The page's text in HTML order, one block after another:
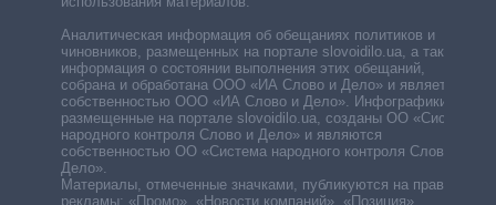
Аналитическая информация об обещаниях политиков и
чиновников, размещенных на портале slovoidilo.ua, а также
информация о состоянии выполнения этих обещаний,
собрана и обработана ООО «ИА Слово и Дело» и является
собственностью ООО «ИА Слово и Дело». Инфографики,
размещенные на портале slovoidilo.ua, созданы ОО «Система
народного контроля Слово и Дело» и являются
собственностью ОО «Система народного контроля Слово и
Дело».
Материалы, отмеченные значками, публикуются на правах
рекламы: «Промо», «Новости компаний», «Позиция»,